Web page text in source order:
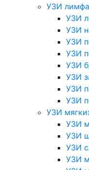
УЗИ
УЗИ
УЗИ
УЗИ
УЗИ
УЗИ
УЗИ
УЗИ
УЗИ
УЗИ
УЗИ
УЗИ
УЗИ
УЗИ